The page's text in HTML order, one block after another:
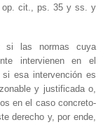
op. cit., ps. 35 y ss. y
si las normas cuya
intervienen en el
esa intervención es
y justificada o,
en el caso concreto-
derecho y, por ende,